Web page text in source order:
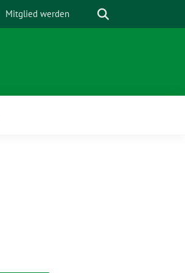
Mitglied werden Suche